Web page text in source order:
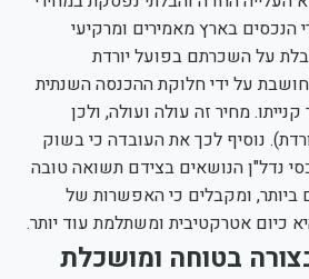
הנכסים בארץ מאמירים ומרקיעי
על השכרתם בפועל יורדת
על ידי חלוקת ההכנסה השנתית
מחיר זה עולה ועולה, ולכן
נוסיף לכך את העובדה כי בשוק
נדל"ן הנושאים בצידם תשואה טובה
ביותר, ומקבלים כי האפשרות של
כיום אטרקטיבית ומשתלמת עוד יותר.
בטוחה ומושכלת